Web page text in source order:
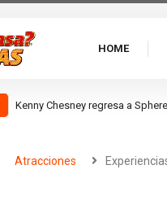
HOME
Komodo Las Vegas
Atracciones